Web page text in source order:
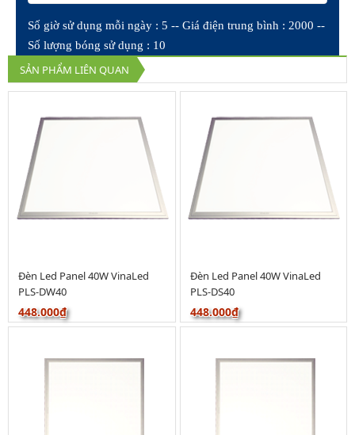
Số giờ sử dụng mỗi ngày : 5 -- Giá điện trung bình : 2000 --
Số lượng bóng sử dụng : 10
SẢN PHẨM LIÊN QUAN
Đèn Led Panel 40W VinaLed
PLS-DW40
448.000₫
Đèn Led Panel 40W VinaLed
PLS-DS40
448.000₫